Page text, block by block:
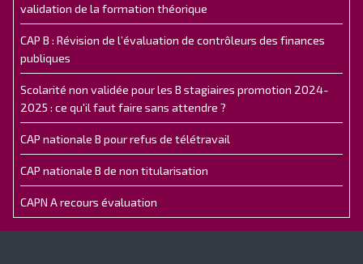
validation de la formation théorique
CAP B : Révision de l’évaluation de contrôleurs des finances
publiques
Scolarité non validée pour les B stagiaires promotion 2024-
2025 : ce qu'il faut faire sans attendre ?
CAP nationale B pour refus de télétravail
CAP nationale B de non titularisation
CAPN A recours évaluation